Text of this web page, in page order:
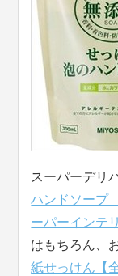
スーパーデリ
ハンドソープ
ーパーインテ
はもちろん、
紙せっけん【